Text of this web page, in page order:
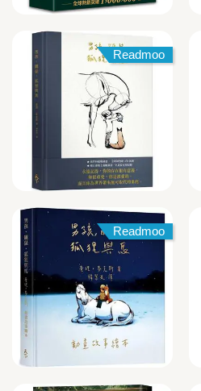
Readmoo
Readmoo